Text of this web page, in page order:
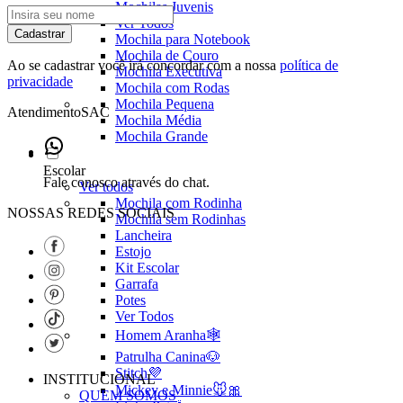
Mochilas Juvenis
Ver Todos
Mochila para Notebook
Mochila de Couro
Mochila Executiva
Mochila com Rodas
Mochila Pequena
Mochila Média
Mochila Grande
Escolar
Ver todos
Mochila com Rodinha
Mochila sem Rodinhas
Lancheira
Estojo
Kit Escolar
Garrafa
Potes
Ver Todos
Homem Aranha🕸️
Patrulha Canina🐶
Stitch💜
Mickey e Minnie🐭🎀
Cadastrar
Ao se cadastrar você irá concordar com a nossa política de
privacidade
AtendimentoSAC
Fale conosco através do chat.
NOSSAS REDES SOCIAIS
INSTITUCIONAL
QUEM SOMOS